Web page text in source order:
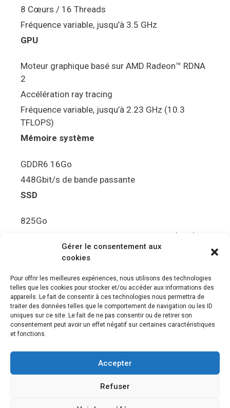
Gérer le consentement aux
cookies
Pour offrir les meilleures expériences, nous utilisons des technologies
telles que les cookies pour stocker et/ou accéder aux informations des
appareils. Le fait de consentir à ces technologies nous permettra de
traiter des données telles que le comportement de navigation ou les ID
uniques sur ce site. Le fait de ne pas consentir ou de retirer son
consentement peut avoir un effet négatif sur certaines caractéristiques
et fonctions.
Accepter
Refuser
8 Cœurs / 16 Threads
Fréquence variable, jusqu’à 3.5 GHz
GPU
Moteur graphique basé sur AMD Radeon™ RDNA
2
Accélération ray tracing
Fréquence variable, jusqu’à 2.23 GHz (10.3
TFLOPS)
Mémoire système
GDDR6 16Go
448Gbit/s de bande passante
SSD
825Go
5.5Gbit/s de bande passante en lecture (Brut)
Disque de jeu PS5
Ultra HD Blu-ray™, jusqu’à 100Go/disque
Sortie vidéo
Compatibilité avec les téléviseurs 4K 120Hz et
8K, VRR (spécification HDMI v. 2.1)
“Tempest” 3D AudioTec